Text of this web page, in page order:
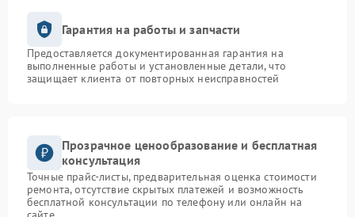
Гарантия на работы и запчасти
Предоставляется документированная гарантия на
выполненные работы и установленные детали, что
защищает клиента от повторных неисправностей
Прозрачное ценообразование и бесплатная
консультация
Точные прайс-листы, предварительная оценка стоимости
ремонта, отсутствие скрытых платежей и возможность
бесплатной консультации по телефону или онлайн на